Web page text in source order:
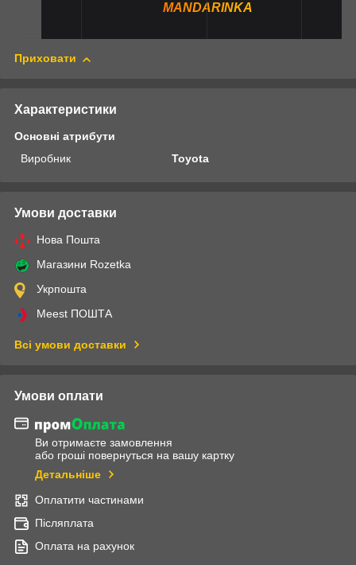
MANDARINKA
Приховати
Характеристики
Основні атрибути
Виробник
Toyota
Умови доставки
Нова Пошта
Магазини Rozetka
Укрпошта
Meest ПОШТА
Всі умови доставки
Умови оплати
Ви отримаєте замовлення
або гроші повернуться на вашу картку
Детальніше
Оплатити частинами
Післяплата
Оплата на рахунок